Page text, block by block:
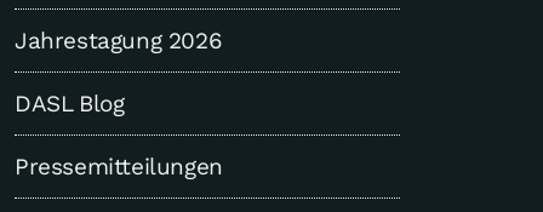
Jahrestagung 2026
DASL Blog
Pressemitteilungen